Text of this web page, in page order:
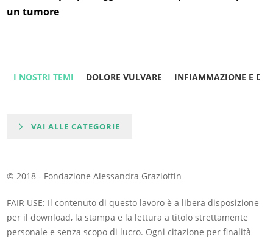
un tumore
I NOSTRI TEMI DOLORE VULVARE INFIAMMAZIONE E
VAI ALLE CATEGORIE
© 2018 - Fondazione Alessandra Graziottin
FAIR USE: Il contenuto di questo lavoro è a libera disposizione
per il download, la stampa e la lettura a titolo strettamente
personale e senza scopo di lucro. Ogni citazione per finalità